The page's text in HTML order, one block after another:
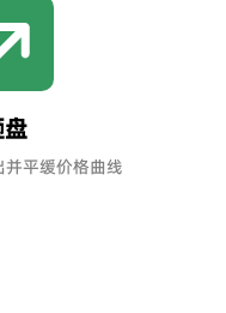
平缓价格曲线